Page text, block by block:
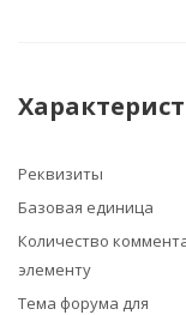
Реквизиты
Базовая единица
Количество
элементу
Тема форума для